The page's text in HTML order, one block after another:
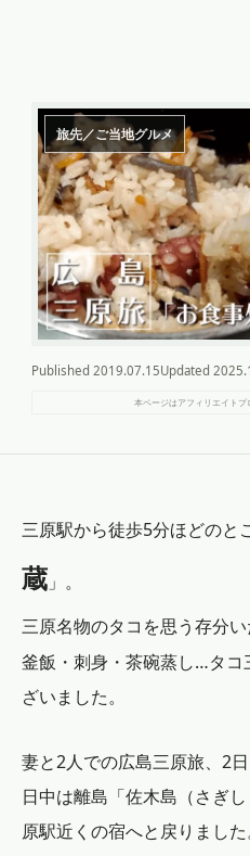
旅先／ご当地グルメ
Published 2019.07.15Updated
本ページはアフィリエイト
三原駅から徒歩5分ほどのと
蔵 」。
三原名物のタコを思う存分
釜飯・刺身・茶碗蒸し…タ
ざいました。
妻と2人での広島三原旅、2日
日中は離島「佐木島（さぎ
原駅近くの宿へと戻りました